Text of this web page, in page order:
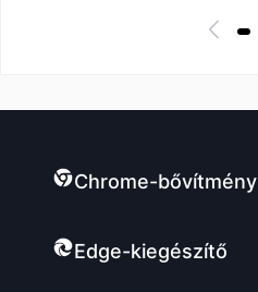
Chrome-bővítmény
Edge-kiegészítő